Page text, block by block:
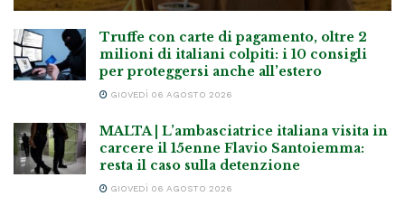
Truffe con carte di pagamento, oltre 2
milioni di italiani colpiti: i 10 consigli
per proteggersi anche all’estero
GIOVEDÌ 06 AGOSTO 2026
MALTA | L’ambasciatrice italiana visita in
carcere il 15enne Flavio Santoiemma:
resta il caso sulla detenzione
GIOVEDÌ 06 AGOSTO 2026